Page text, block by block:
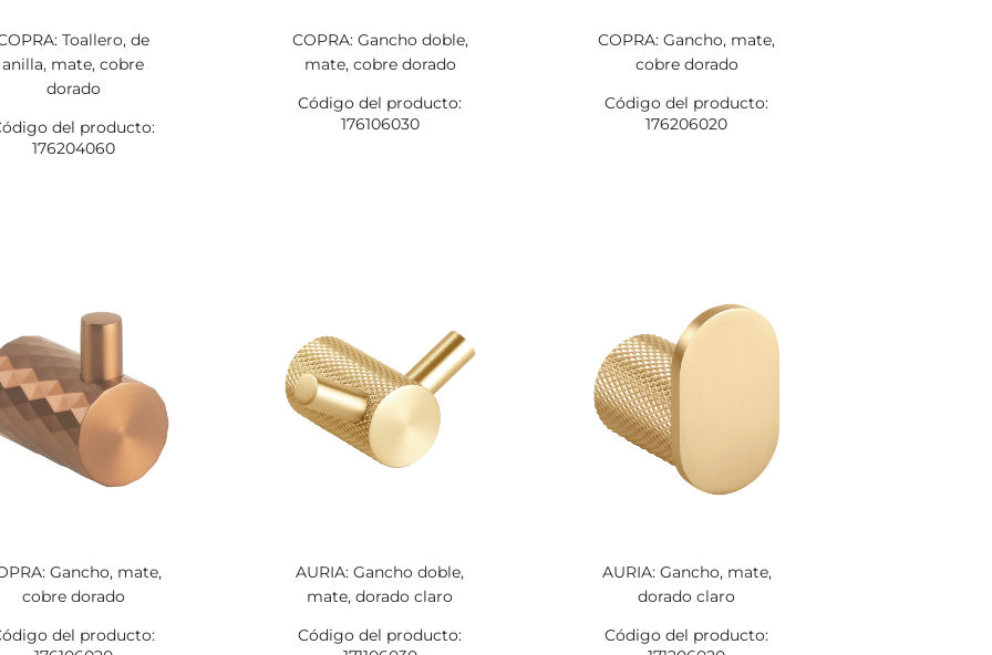
Toallero, de
anilla, mate, cobre
dorado
del producto:
176204060
COPRA: Gancho doble,
mate, cobre dorado
Código del producto:
176106030
COPRA: Gancho, mate,
cobre dorado
Código del producto:
176206020
Gancho, mate,
cobre dorado
del producto:
AURIA: Gancho doble,
mate, dorado claro
Código del producto:
AURIA: Gancho, mate,
dorado claro
Código del producto: